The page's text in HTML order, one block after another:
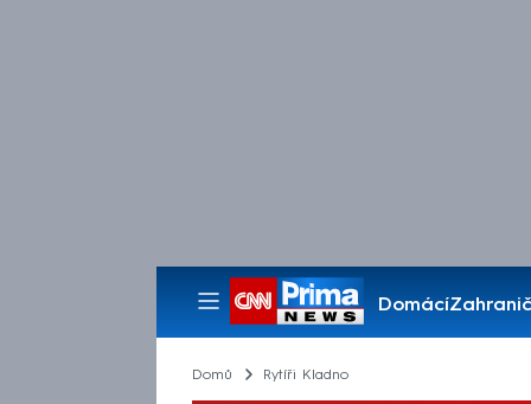
Domácí
Pořady
Domů Rytíři Kladno